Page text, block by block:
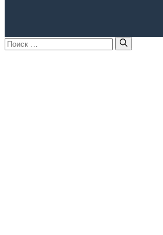
Поиск: